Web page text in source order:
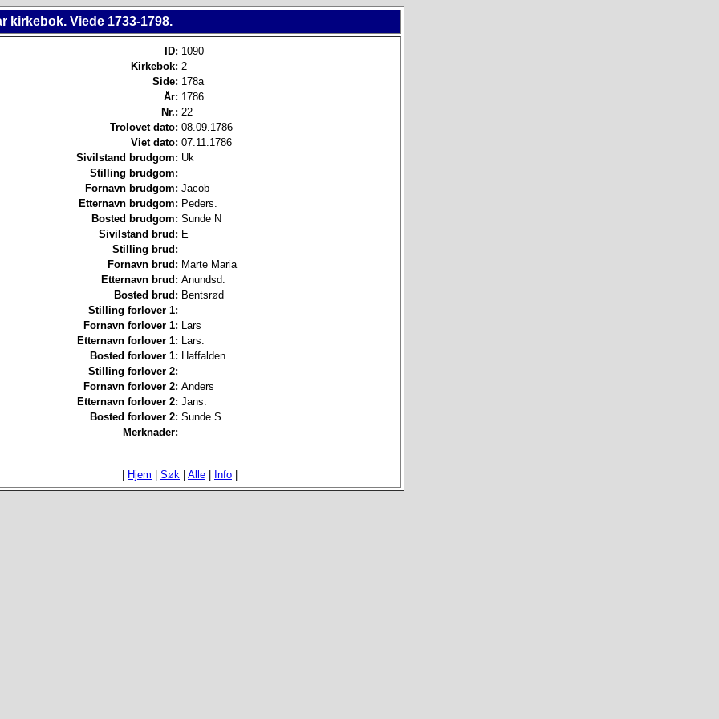
kirkebok. Viede 1733-1798.
ID: 1090
Kirkebok: 2
Side: 178a
År: 1786
Nr.: 22
Trolovet dato: 08.09.1786
Viet dato: 07.11.1786
Sivilstand brudgom: Uk
Stilling brudgom:
Fornavn brudgom: Jacob
Etternavn brudgom: Peders.
Bosted brudgom: Sunde N
Sivilstand brud: E
Stilling brud:
Fornavn brud: Marte Maria
Etternavn brud: Anundsd.
Bosted brud: Bentsrød
Stilling forlover 1:
Fornavn forlover 1: Lars
Etternavn forlover 1: Lars.
Bosted forlover 1: Haffalden
Stilling forlover 2:
Fornavn forlover 2: Anders
Etternavn forlover 2: Jans.
Bosted forlover 2: Sunde S
Merknader:
Hjem Søk Alle Info